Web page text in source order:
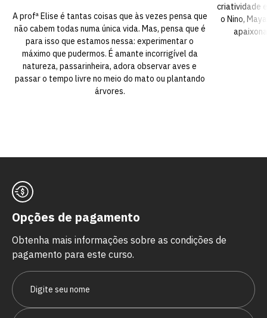
A profª Elise é tantas coisas que às vezes pensa que
não cabem todas numa única vida. Mas, pensa que é
para isso que estamos nessa: experimentar o
máximo que pudermos. É amante incorrigível da
natureza, passarinheira, adora observar aves e
passar o tempo livre no meio do mato ou plantando
árvores.
criatividade
o Nino,
Opções de pagamento
Obtenha mais informações sobre as condições de
pagamento para este curso.